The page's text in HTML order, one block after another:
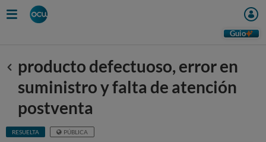
Guio
Anterior
producto defectuoso, error en
suministro y falta de atención
postventa
RESUELTA PÚBLICA